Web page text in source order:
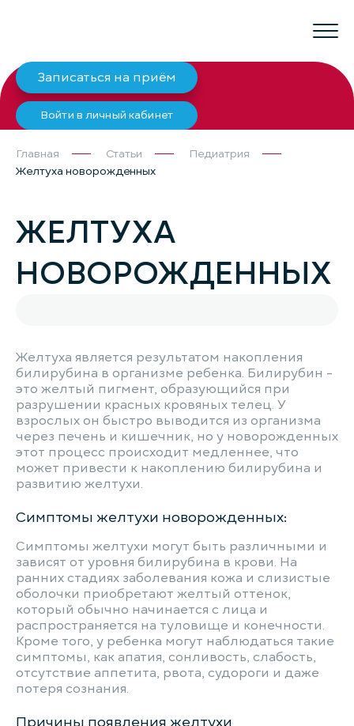
Записаться на приём
Войти в личный кабинет
Главная Статьи
Педиатрия
Желтуха новорожденных
ЖЕЛТУХА
НОВОРОЖДЕННЫХ
Желтуха является результатом накопления
билирубина в организме ребенка. Билирубин -
это желтый пигмент, образующийся при
разрушении красных кровяных телец. У
взрослых он быстро выводится из организма
через печень и кишечник, но у новорожденных
этот процесс происходит медленнее, что
может привести к накоплению билирубина и
развитию желтухи.
Симптомы желтухи новорожденных:
Симптомы желтухи могут быть различными и
зависят от уровня билирубина в крови. На
ранних стадиях заболевания кожа и слизистые
оболочки приобретают желтый оттенок,
который обычно начинается с лица и
распространяется на туловище и конечности.
Кроме того, у ребенка могут наблюдаться такие
симптомы, как апатия, сонливость, слабость,
отсутствие аппетита, рвота, судороги и даже
потеря сознания.
Причины появления желтухи